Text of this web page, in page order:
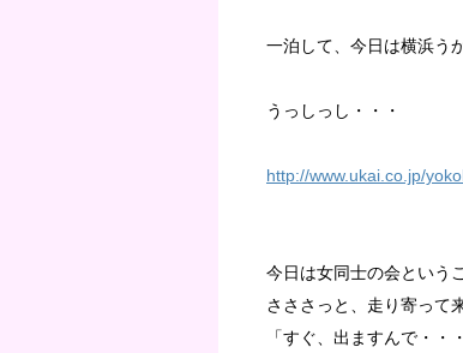
一泊して、今日は横浜う
うっしっし・・・
http://www.ukai.co.jp/
今日は女同士の会という
さささっと、走り寄って
「すぐ、出ますんで・